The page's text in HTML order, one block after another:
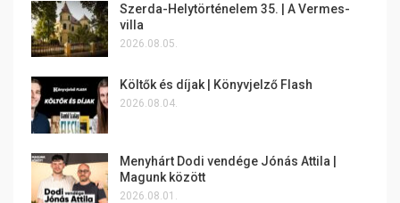
Szerda-Helytörténelem 35. | A Vermes-
villa
2026.08.05.
Költők és díjak | Könyvjelző Flash
2026.08.04.
Menyhárt Dodi vendége Jónás Attila |
Magunk között
2026.08.01.